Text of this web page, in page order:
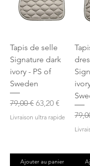
Tapis de selle
Signature dark
ivory - PS of
Sweden
Prix original
79,00 € Prix
63,20 €
Livraison ultra rapide
Ajouter au panier
Prix